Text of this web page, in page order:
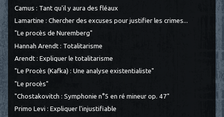
Camus : Tant qu'il y aura des fléaux
Lamartine : Chercher des excuses pour justifier les crimes...
"Le procès de Nuremberg"
Hannah Arendt : Totalitarisme
Arendt : Expliquer le totalitarisme
"Le Procès (Kafka) : Une analyse existentialiste"
"Le procès"
"Chostakovitch : Symphonie n°5 en ré mineur op. 47"
Primo Levi : Expliquer l'injustifiable